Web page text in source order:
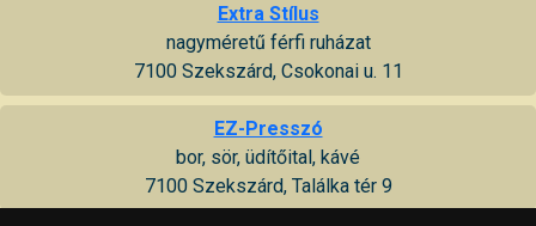
Extra Stílus
nagyméretű férfi ruházat
7100 Szekszárd, Csokonai u. 11
EZ-Presszó
bor, sör, üdítőital, kávé
7100 Szekszárd, Találka tér 9